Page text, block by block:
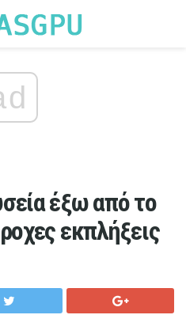
έξω από το
εκπλήξεις